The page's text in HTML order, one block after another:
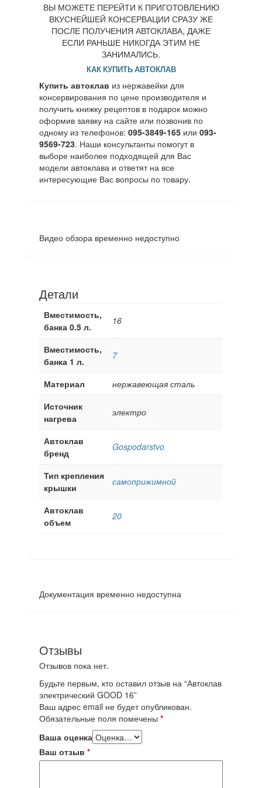
ВЫ МОЖЕТЕ ПЕРЕЙТИ К ПРИГОТОВЛЕНИЮ
ВКУСНЕЙШЕЙ КОНСЕРВАЦИИ СРАЗУ ЖЕ
ПОСЛЕ ПОЛУЧЕНИЯ АВТОКЛАВА, ДАЖЕ
ЕСЛИ РАНЬШЕ НИКОГДА ЭТИМ НЕ
ЗАНИМАЛИСЬ.
КАК КУПИТЬ АВТОКЛАВ
Купить автоклав из нержавейки для
консервирования по цене производителя и
получить книжку рецептов в подарок можно
оформив заявку на сайте или позвонив по
одному из телефонов:095-3849-165 или093-
9569-723. Наши консультанты помогут в
выборе наиболее подходящей для Вас
модели автоклава и ответят на все
интересующие Вас вопросы по товару.
Видео обзора временно недоступно
Детали
Вместимость,
банка 0.5 л.
16
Вместимость,
банка 1 л.
7
Материал
нержавеющая сталь
Источник
нагрева
электро
Автоклав
бренд
Gospodarstvo
Тип крепления
крышки
самоприжимной
Автоклав
объем
20
Документация временно недоступна
Отзывы
Отзывов пока нет.
Будьте первым, кто оставил отзыв на “Автоклав
электрический GOOD 16”
Ваш адрес email не будет опубликован.
Обязательные поля помечены*
Ваша оценка
Ваш отзыв*